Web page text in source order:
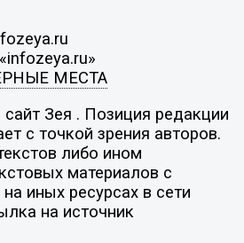
МЕСТА
Зея . Позиция редакции
с точкой зрения авторов.
либо ином
материалов с
иных ресурсах в сети
на источник